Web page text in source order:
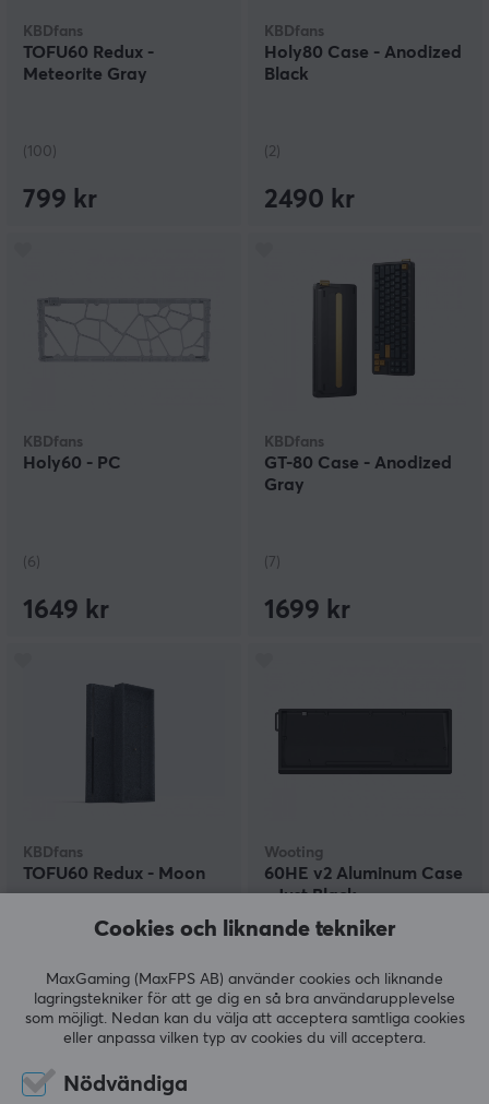
KBDfans
TOFU60 Redux -
Meteorite Gray
(100)
799 kr
KBDfans
Holy80 Case - Anodized
Black
(2)
2490 kr
KBDfans
Holy60 - PC
(6)
1649 kr
KBDfans
GT-80 Case - Anodized
Gray
(7)
1699 kr
KBDfans
TOFU60 Redux - Moon
(100)
799 kr
Wooting
60HE v2 Aluminum Case
- Just Black
(0)
1089 kr
Cookies och liknande tekniker
MaxGaming (MaxFPS AB) använder cookies och liknande
lagringstekniker för att ge dig en så bra användarupplevelse
som möjligt. Nedan kan du välja att acceptera samtliga cookies
eller anpassa vilken typ av cookies du vill acceptera.
Nödvändiga